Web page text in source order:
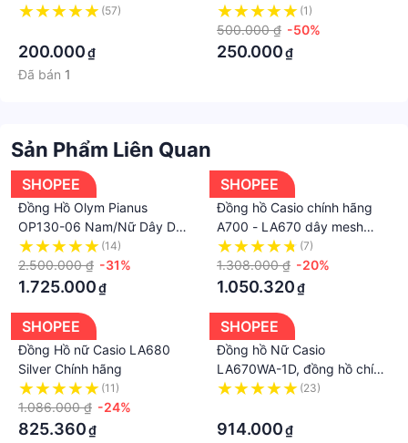
chống nước chính hãng giá
(57)
200.000₫
Đã bán 1
(1)
500.000 ₫ -50%
250.000₫
Sản Phẩm Liên Quan
SHOPEE
Đồng Hồ Olym Pianus
OP130-06 Nam/Nữ Dây Da
Chính Hãng Nhật Bản
(14)
2.500.000 ₫ -31%
1.725.000₫
SHOPEE
Đồng hồ Casio chính hãng
A700 - LA670 dây mesh
bạc, đồng hồ đôi nam nữ
(7)
1.308.000 ₫ -20%
1.050.320₫
SHOPEE
Đồng Hồ nữ Casio LA680
Silver Chính hãng
(11)
1.086.000 ₫ -24%
825.360₫
SHOPEE
Đồng hồ Nữ Casio
LA670WA-1D, đồng hồ chính
hãng, bạc mặt đen
(23)
914.000₫